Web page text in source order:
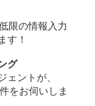
限の情報入力
す！
グ
ントが、
をお伺いしま